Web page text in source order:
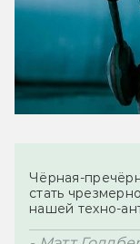
Чёрная-
стать